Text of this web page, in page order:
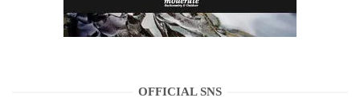
OFFICIAL SNS